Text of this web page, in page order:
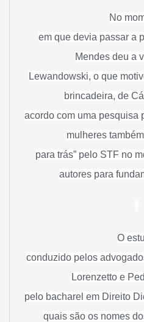
No
em que devia passar a
Mendes deu a
Lewandowski, o que
brincadeira, de
acordo com uma pesquisa
mulheres
para trás” pelo STF no
autores para
O
conduzido pelos
Lorenzetto e
pelo bacharel em Direito
quais são os nomes